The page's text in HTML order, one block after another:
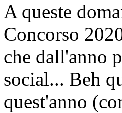
A queste
Concorso
che dall'anno
social... Beh
quest'anno